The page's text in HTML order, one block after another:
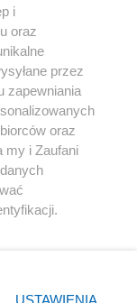
Youtube
i
oraz
przez
zapewniania
oraz
my i Zaufani
prywatności
USTAWIENIA